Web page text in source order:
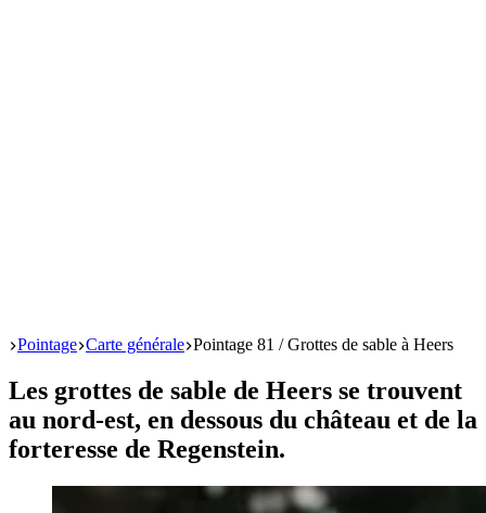
Start
Pointage Carte générale Pointage 81 / Grottes de sable à Heers
Les grottes de sable de Heers se trouvent
au nord-est, en dessous du château et de la
forteresse de Regenstein.